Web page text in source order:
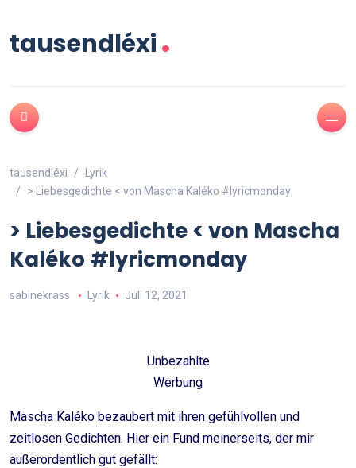
tausendléxi.
tausendléxi
Lyrik
> Liebesgedichte < von Mascha Kaléko #lyricmonday
> Liebesgedichte < von Mascha
Kaléko #lyricmonday
sabinekrass Lyrik Juli 12, 2021
Unbezahlte
Werbung
Mascha Kaléko bezaubert mit ihren gefühlvollen und
zeitlosen Gedichten. Hier ein Fund meinerseits, der mir
außerordentlich gut gefällt: